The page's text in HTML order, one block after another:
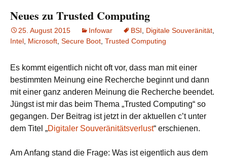
Neues zu Trusted Computing
25. August 2015 Infowar BSI, Digitale Souveränität,
Intel, Microsoft, Secure Boot, Trusted Computing
Es kommt eigentlich nicht oft vor, dass man mit einer
bestimmten Meinung eine Recherche beginnt und dann
mit einer ganz anderen Meinung die Recherche beendet.
Jüngst ist mir das beim Thema „Trusted Computing“ so
gegangen. Der Beitrag ist jetzt in der aktuellen c’t unter
dem Titel „Digitaler Souveränitätsverlust“ erschienen.
Am Anfang stand die Frage: Was ist eigentlich aus dem